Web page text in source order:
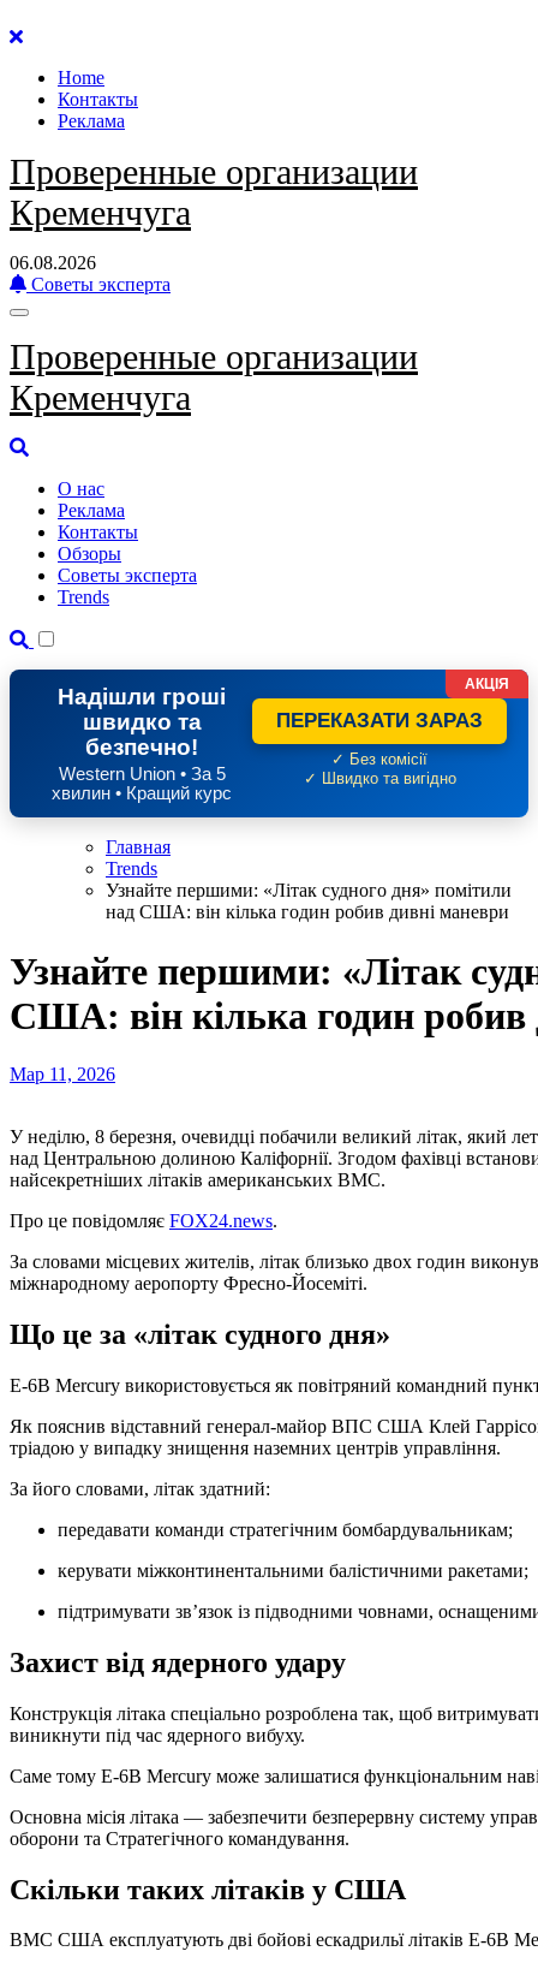
Перейти
содержанию
Home
Контакты
Реклама
Проверенные организации
Кременчуга
06.08.2026
Советы эксперта
Проверенные организации
Кременчуга
О нас
Реклама
Контакты
Обзоры
Советы эксперта
Trends
Надішли гроші
швидко та
безпечно!
Western Union • За 5
хвилин • Кращий курс
ПЕРЕКАЗАТИ ЗАРАЗ
✓ Без комісії
✓ Швидко та вигідно
АКЦІЯ
Главная
Trends
Узнайте першими: «Літак судного дня» помітили
над США: він кілька годин робив дивні маневри
Узнайте першими: «Літак
США: він кілька годин робив
Мар 11, 2026
У неділю, 8 березня, очевидці побачили великий літак, який летів на незвично низькій висоті та кілька разів пролітав
над Центральною долиною Каліфорнії. Згодом фахівці
найсекретніших літаків американських ВМС.
Про це повідомляє FOX24.news.
За словами місцевих жителів, літак близько двох годин
міжнародному аеропорту Фресно-Йосеміті.
Що це за «літак судного дня»
E-6B Mercury використовується як повітряний командний
Як пояснив відставний генерал-майор ВПС США Клей
тріадою у випадку знищення наземних центрів управління.
За його словами, літак здатний:
передавати команди стратегічним бомбардувальникам;
керувати міжконтинентальними балістичними ракетами;
підтримувати зв’язок із підводними човнами,
Захист від ядерного удару
Конструкція літака спеціально розроблена так, щоб
виникнути під час ядерного вибуху.
Саме тому E-6B Mercury може залишатися функціональним
Основна місія літака — забезпечити безперервну систему
оборони та Стратегічного командування.
Скільки таких літаків у США
ВМС США експлуатують дві бойові ескадрильї літаків E-6B